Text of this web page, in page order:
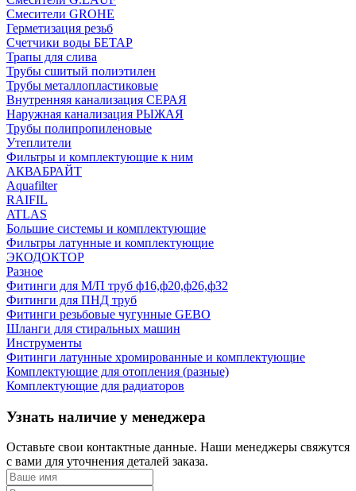
Смесители GROHE
Герметизация резьб
Счетчики воды БЕТАР
Трапы для слива
Трубы сшитый полиэтилен
Трубы металлопластиковые
Внутренняя канализация СЕРАЯ
Наружная канализация РЫЖАЯ
Трубы полипропиленовые
Утеплители
Фильтры и комплектующие к ним
АКВАБРАЙТ
Aquafilter
RAIFIL
ATLAS
Большие системы и комплектующие
Фильтры латунные и комплектующие
ЭКОДОКТОР
Разное
Фитинги для М/П труб ф16,ф20,ф26,ф32
Фитинги для ПНД труб
Фитинги резьбовые чугунные GEBO
Шланги для стиральных машин
Инструменты
Фитинги латунные хромированные и комплектующие
Комплектующие для отопления (разные)
Комплектующие для радиаторов
Узнать наличие у менеджера
Оставьте свои контактные данные. Наши менеджеры свяжутся
с вами для уточнения деталей заказа.